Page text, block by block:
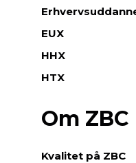
EUX
HHX
HTX
Om ZBC
Kvalitet på ZBC